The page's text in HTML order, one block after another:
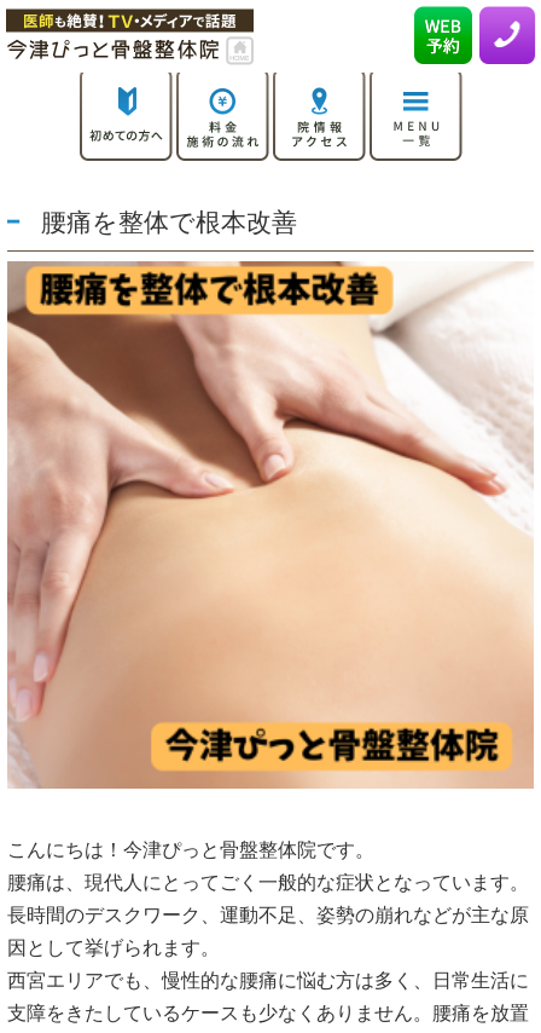
腰痛を整体で根本改善
こんにちは！今津ぴっと骨盤整体院です。
腰痛は、現代人にとってごく一般的な症状となっています。
長時間のデスクワーク、運動不足、姿勢の崩れなどが主な原
因として挙げられます。
西宮エリアでも、慢性的な腰痛に悩む方は多く、日常生活に
支障をきたしているケースも少なくありません。腰痛を放置